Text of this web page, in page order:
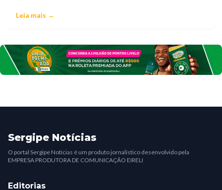
Leia mais →
Sergipe Notícias
O portal Sergipe Notícias é um produto jornalístico desenvolvido pela
EMPRESA PRODUTORA DE COMUNICAÇÃO EIRELI
Editorias